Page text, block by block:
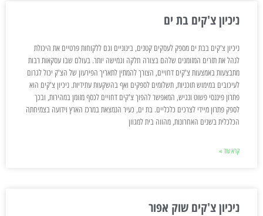
ניכיון צ'קים בת ים
ניכיון צ'קים בבת ים מספק לעסקים קטנים, בינוניים וגם ללקוחות פרטיים את היכולת
לנהל את תזרים המזומנים שלהם בצורה חלקה וגמישה יותר. בעולם שבו עסקאות רבות
מתבצעות באמצעות צ'קים דחויים, הצורך להמתין לתאריך הפירעון של הצ'ק יכול לגרום
לעיכובים במימוש תוכניות, תשלומים לספקים ואף בהשקעות עתידיות. ניכיון צ'קים הוא
פתרון פיננסי פשוט ונגיש, המאפשר להפוך צ'קים דחויים לכסף מזומן במהירות, ובכך
לספק פתרון מיידי לצרכים כלכליים. בת ים, כעיר הנמצאת במרכז הארץ וידועה בצמיחתה
הכלכלית בשנים האחרונות, מהווה בית למגוון
קרא עוד »
ניכיון צ'קים שוק אפור